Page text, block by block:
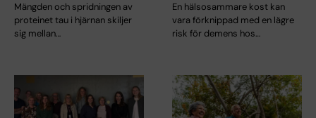
Mängden och spridningen av
proteinet tau i hjärnan skiljer
sig mellan…
En hälsosammare kost kan
vara förknippad med en lägre
risk för demens hos…